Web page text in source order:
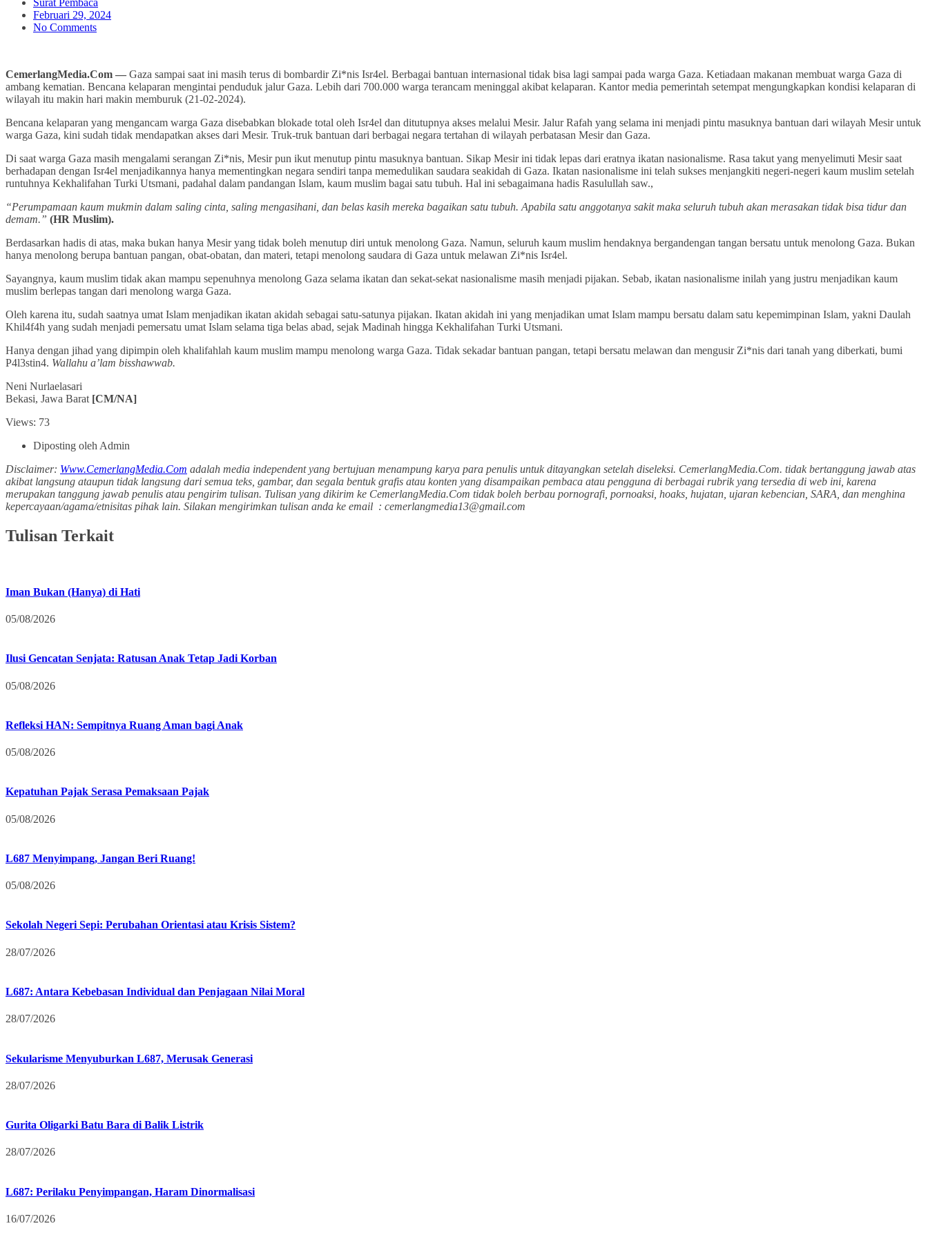
Februari 29, 2024
No Comments
CemerlangMedia.Com — Gaza sampai saat ini masih terus di bombardir Zi*nis Isr4el. Berbagai bantuan internasional tidak bisa lagi sampai pada warga Gaza. Ketiadaan makanan membuat warga Gaza di
ambang kematian. Bencana kelaparan mengintai penduduk jalur Gaza. Lebih dari 700.000 warga terancam meninggal akibat kelaparan. Kantor media pemerintah setempat mengungkapkan kondisi kelaparan di
wilayah itu makin hari makin memburuk (21-02-2024).
Bencana kelaparan yang mengancam warga Gaza disebabkan blokade total oleh Isr4el dan ditutupnya akses melalui Mesir. Jalur Rafah yang selama ini menjadi pintu masuknya bantuan dari wilayah Mesir untuk
warga Gaza, kini sudah tidak mendapatkan akses dari Mesir. Truk-truk bantuan dari berbagai negara tertahan di wilayah perbatasan Mesir dan Gaza.
Di saat warga Gaza masih mengalami serangan Zi*nis, Mesir pun ikut menutup pintu masuknya bantuan. Sikap Mesir ini tidak lepas dari eratnya ikatan nasionalisme. Rasa takut yang menyelimuti Mesir saat
berhadapan dengan Isr4el menjadikannya hanya mementingkan negara sendiri tanpa memedulikan saudara seakidah di Gaza. Ikatan nasionalisme ini telah sukses menjangkiti negeri-negeri kaum muslim setelah
runtuhnya Kekhalifahan Turki Utsmani, padahal dalam pandangan Islam, kaum muslim bagai satu tubuh. Hal ini sebagaimana hadis Rasulullah saw.,
“Perumpamaan kaum mukmin dalam saling cinta, saling mengasihani, dan belas kasih mereka bagaikan satu tubuh. Apabila satu anggotanya sakit maka seluruh tubuh akan merasakan tidak bisa tidur dan
demam.” (HR Muslim).
Berdasarkan hadis di atas, maka bukan hanya Mesir yang tidak boleh menutup diri untuk menolong Gaza. Namun, seluruh kaum muslim hendaknya bergandengan tangan bersatu untuk menolong Gaza. Bukan
hanya menolong berupa bantuan pangan, obat-obatan, dan materi, tetapi menolong saudara di Gaza untuk melawan Zi*nis Isr4el.
Sayangnya, kaum muslim tidak akan mampu sepenuhnya menolong Gaza selama ikatan dan sekat-sekat nasionalisme masih menjadi pijakan. Sebab, ikatan nasionalisme inilah yang justru menjadikan kaum
muslim berlepas tangan dari menolong warga Gaza.
Oleh karena itu, sudah saatnya umat Islam menjadikan ikatan akidah sebagai satu-satunya pijakan. Ikatan akidah ini yang menjadikan umat Islam mampu bersatu dalam satu kepemimpinan Islam, yakni Daulah
Khil4f4h yang sudah menjadi pemersatu umat Islam selama tiga belas abad, sejak Madinah hingga Kekhalifahan Turki Utsmani.
Hanya dengan jihad yang dipimpin oleh khalifahlah kaum muslim mampu menolong warga Gaza. Tidak sekadar bantuan pangan, tetapi bersatu melawan dan mengusir Zi*nis dari tanah yang diberkati, bumi
P4l3stin4. Wallahu a’lam bisshawwab.
Neni Nurlaelasari
Bekasi, Jawa Barat [CM/NA]
Views: 73
Diposting oleh Admin
Disclaimer: Www.CemerlangMedia.Com adalah media independent yang bertujuan menampung karya para penulis untuk ditayangkan setelah diseleksi. CemerlangMedia.Com. tidak bertanggung jawab atas
akibat langsung ataupun tidak langsung dari semua teks, gambar, dan segala bentuk grafis atau konten yang disampaikan pembaca atau pengguna di berbagai rubrik yang tersedia di web ini, karena
merupakan tanggung jawab penulis atau pengirim tulisan. Tulisan yang dikirim ke CemerlangMedia.Com tidak boleh berbau pornografi, pornoaksi, hoaks, hujatan, ujaran kebencian, SARA, dan menghina
kepercayaan/agama/etnisitas pihak lain. Silakan mengirimkan tulisan anda ke email : cemerlangmedia13@gmail.com
Tulisan Terkait
Iman Bukan (Hanya) di Hati
05/08/2026
Ilusi Gencatan Senjata: Ratusan Anak Tetap Jadi Korban
05/08/2026
Refleksi HAN: Sempitnya Ruang Aman bagi Anak
05/08/2026
Kepatuhan Pajak Serasa Pemaksaan Pajak
05/08/2026
L687 Menyimpang, Jangan Beri Ruang!
05/08/2026
Sekolah Negeri Sepi: Perubahan Orientasi atau Krisis Sistem?
28/07/2026
L687: Antara Kebebasan Individual dan Penjagaan Nilai Moral
28/07/2026
Sekularisme Menyuburkan L687, Merusak Generasi
28/07/2026
Gurita Oligarki Batu Bara di Balik Listrik
28/07/2026
L687: Perilaku Penyimpangan, Haram Dinormalisasi
16/07/2026